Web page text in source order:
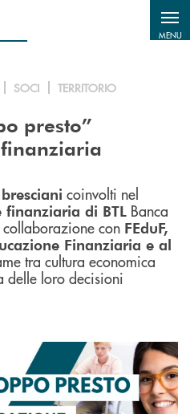
MENU
SOCI TERRITORIO
presto”
finanziaria
coinvolti nel
finanziaria di BTL Banca
con FEduF,
Finanziaria e al
tra cultura economica
delle loro decisioni